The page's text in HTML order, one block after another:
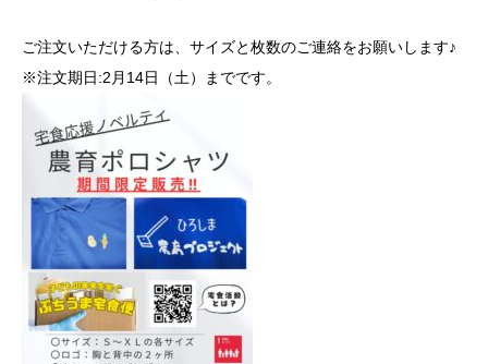
ご注文いただける方は、サイズと枚数のご連絡をお願いします♪
※注文期日:2月14日（土）までです。